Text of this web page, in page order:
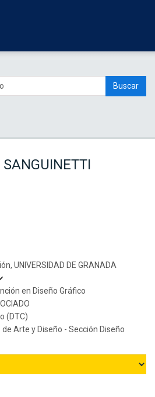
Buscar
UNIVERSIDAD DE GRANADA
en Diseño Gráfico
(DTC)
Arte y Diseño - Sección Diseño